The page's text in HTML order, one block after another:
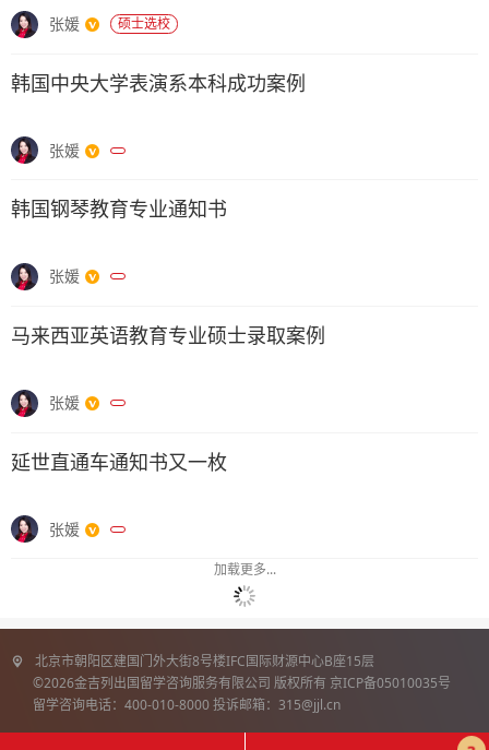
张媛 硕士选校
韩国中央大学表演系本科成功案例
张媛
韩国钢琴教育专业通知书
张媛
马来西亚英语教育专业硕士录取案例
张媛
延世直通车通知书又一枚
张媛
加载更多...
北京市朝阳区建国门外大街8号楼IFC国际财源中心B座15层
©2026金吉列出国留学咨询服务有限公司 版权所有 京ICP备05010035号
留学咨询电话：400-010-8000 投诉邮箱：315@jjl.cn